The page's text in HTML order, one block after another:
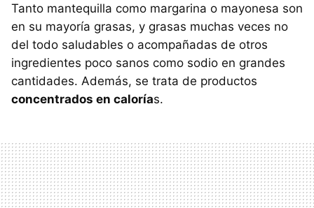
Tanto mantequilla como margarina o mayonesa son
en su mayoría grasas, y grasas muchas veces no
del todo saludables o acompañadas de otros
ingredientes poco sanos como sodio en grandes
cantidades. Además, se trata de productos
concentrados en calorías.